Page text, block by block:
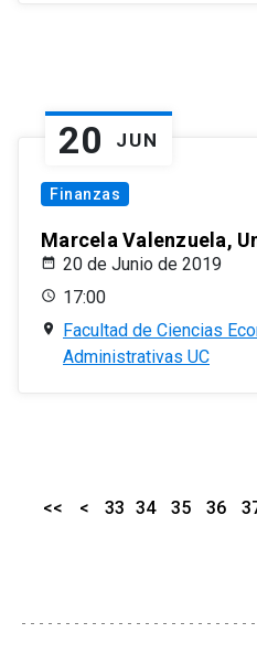
20 JUN
Finanzas
Marcela Valenzuela,
20 de Junio de 2019
17:00
Facultad de Ciencias
Administrativas UC
<< < 33 34 35 36